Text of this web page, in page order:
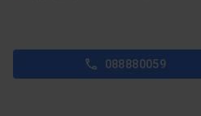
088880059